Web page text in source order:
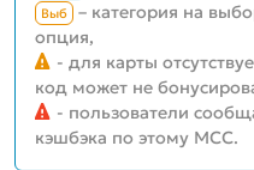
Выб – категория на
опция,
- для карты
код может не
- пользователи
кэшбэка по этому MCC.